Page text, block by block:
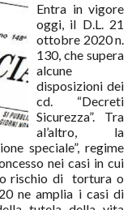
Entra in vigore
oggi, il D.L. 21
ottobre 2020 n.
130, che supera
alcune
disposizioni dei
cd. “Decreti
Sicurezza”. Tra
al’altro, la
speciale”, regime
nei casi in cui
rischio di tortura o
ne amplia i casi di